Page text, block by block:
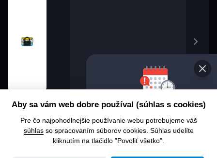
Chcete sa
Aby sa vám web dobre používal (súhlas s cookies)
Pre čo najpohodlnejšie používanie webu potrebujeme váš
súhlasso spracovaním súborov cookies. Súhlas udelíte
kliknutím na tlačidlo "Povoliť všetko".